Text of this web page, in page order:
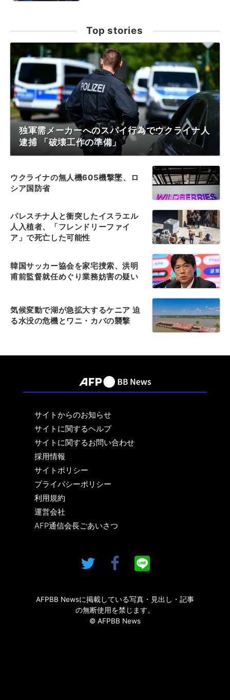
Top stories
独軍需メーカーへのスパイ行為でウクライナ人
逮捕 「破壊工作の準備」
ウクライナの無人機605機撃墜、ロ
シア国防省
パレスチナ人と衝突したイスラエル
人入植者、「フレンドリーファイ
ア」で死亡した可能性
韓国サッカー協会を家宅捜索、洪明
甫前監督就任めぐり業務妨害の疑い
気候変動で湖が急拡大するケニア 迫
る水没の危機とワニ・カバの襲撃
サイトからのお知らせ
サイトに関するヘルプ
サイトに関するお問い合わせ
採用情報
サイトポリシー
プライバシーポリシー
利用規約
運営会社
AFP通信会長ごあいさつ
AFPBB Newsに掲載している写真・見出し・記事
の無断使用を禁じます。
© AFPBB News